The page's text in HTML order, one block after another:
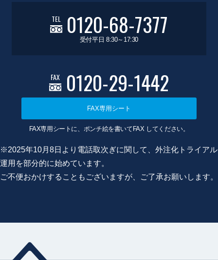
TEL 0120-68-7377
受付平日 8:30～17:30
FAX 0120-29-1442
FAX専用シート
FAX専用シートに、ポンチ絵を書いてFAX してください。
※2025年10月8日より電話取次ぎに関して、外注化トライアル
運用を部分的に始めています。
ご不便おかけすることもございますが、ご了承お願いします。